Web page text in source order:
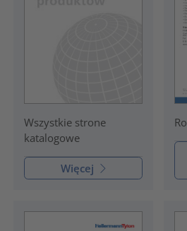
Wszystkie strone
katalogowe
Więcej